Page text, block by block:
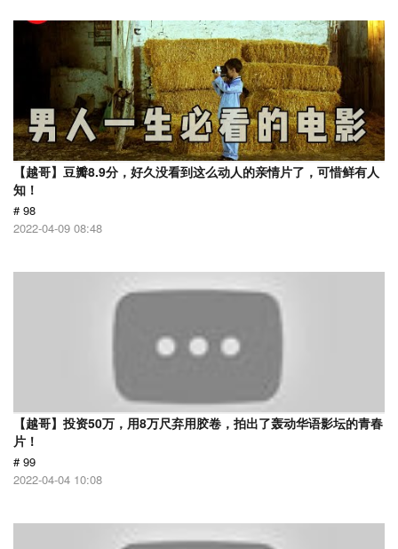
【越哥】豆瓣8.9分，好久没看到这么动人的亲情片了，可惜鲜有人
知！
# 98
2022-04-09 08:48
【越哥】投资50万，用8万尺弃用胶卷，拍出了轰动华语影坛的青春
片！
# 99
2022-04-04 10:08